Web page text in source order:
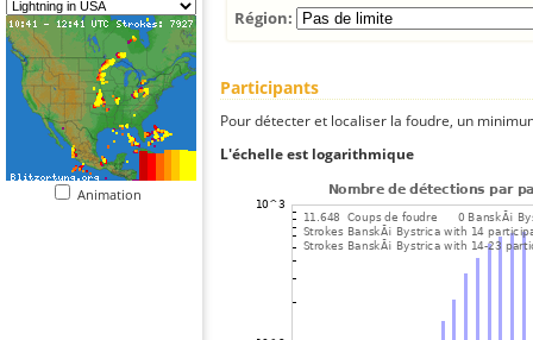
Animation
Région:
Participants
Pour détecter et localiser la foudre, un
L'échelle est logarithmique